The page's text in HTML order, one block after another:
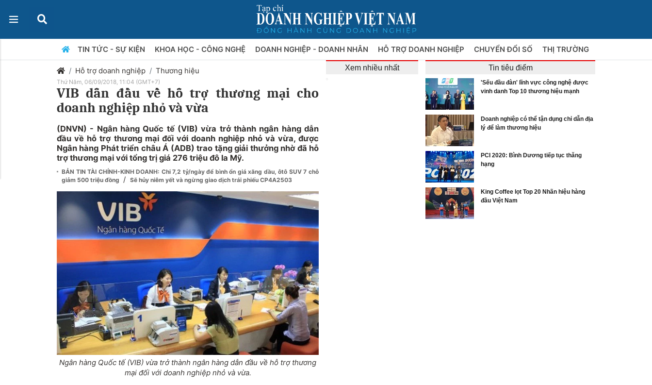
TIN TỨC - SỰ KIỆN KHOA HỌC - CÔNG NGHỆ DOANH NGHIỆP - DOANH NHÂN HỖ TRỢ DOANH NGHIỆP CHUYỂN ĐỔI SỐ THỊ TRƯỜNG
Hỗ trợ doanh nghiệp Thương hiệu
Thứ Năm, 06/09/2018, 11:04 (GMT+7)
VIB dẫn đầu về hỗ trợ thương mại cho
doanh nghiệp nhỏ và vừa
(DNVN) - Ngân hàng Quốc tế (VIB) vừa trở thành ngân hàng dẫn
đầu về hỗ trợ thương mại đối với doanh nghiệp nhỏ và vừa, được
Ngân hàng Phát triển châu Á (ADB) trao tặng giải thưởng nhờ đã hỗ
trợ thương mại với tổng trị giá 276 triệu đô la Mỹ.
BẢN TIN TÀI CHÍNH-KINH DOANH: Chi 7,2 tỷ/ngày để bình ổn giá xăng dầu, ôtô SUV 7 chỗ
giảm 500 triệu đồng
/ Sẽ hủy niêm yết và ngừng giao dịch trái phiếu CP4A2503
Ngân hàng Quốc tế (VIB) vừa trở thành ngân hàng dẫn đầu về hỗ trợ thương
mại đối với doanh nghiệp nhỏ và vừa.
Xem nhiều nhất Tin tiêu điểm
'Sếu đầu đàn' lĩnh vực công nghệ được
vinh danh Top 10 thương hiệu mạnh
Doanh nghiệp có thể tận dụng chỉ dẫn địa
lý để làm thương hiệu
PCI 2020: Bình Dương tiếp tục thăng
hạng
King Coffee lọt Top 20 Nhãn hiệu hàng
đầu Việt Nam